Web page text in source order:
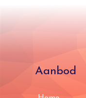
Aanbod